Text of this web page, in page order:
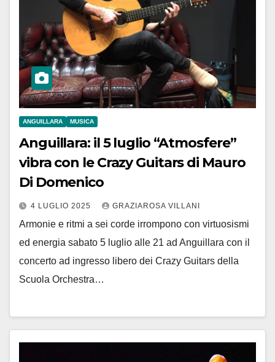
ANGUILLARA MUSICA
Anguillara: il 5 luglio “Atmosfere”
vibra con le Crazy Guitars di Mauro
Di Domenico
4 LUGLIO 2025 GRAZIAROSA VILLANI
Armonie e ritmi a sei corde irrompono con virtuosismi
ed energia sabato 5 luglio alle 21 ad Anguillara con il
concerto ad ingresso libero dei Crazy Guitars della
Scuola Orchestra…